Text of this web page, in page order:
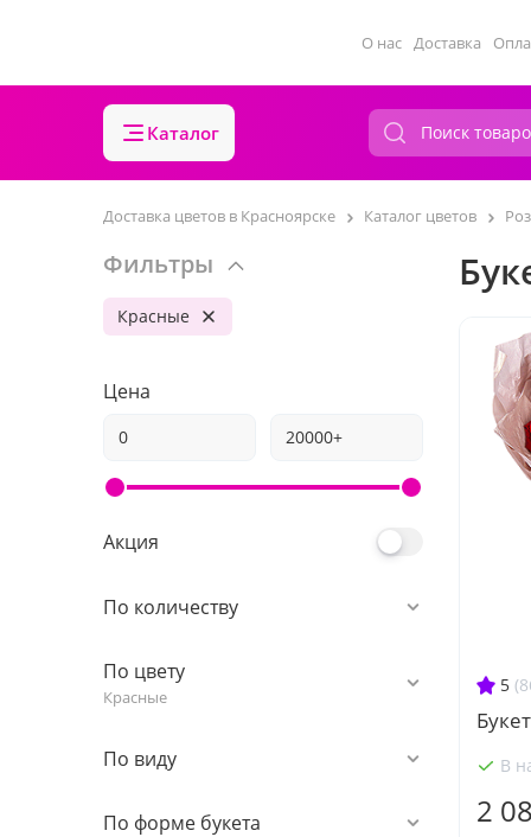
О нас Доставка
Каталог
Доставка цветов в Красноярске Каталог цветов
Фильтры
Красные
Цена
Акция
По количеству
По цвету
Красные
По виду
По форме букета
5
В
2